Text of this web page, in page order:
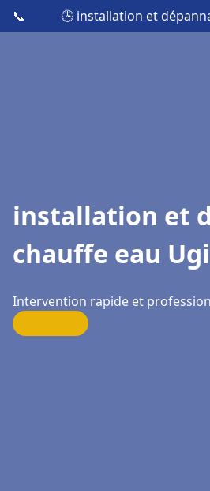
📞 🕒 installation et
installation et
chauffe eau
Intervention rapide et